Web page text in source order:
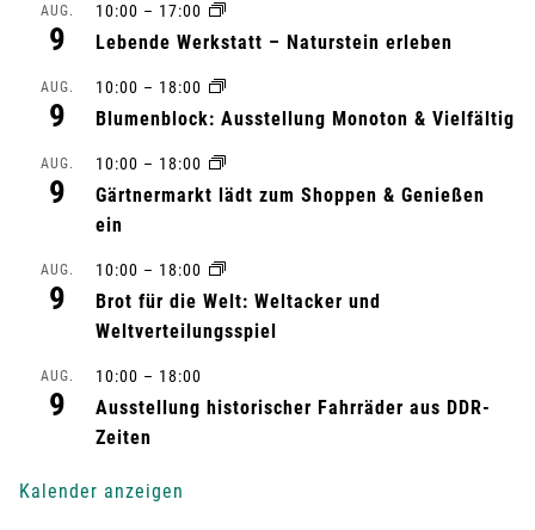
-
AUG.
9
10:00 – 17:00
Lebende Werkstatt – Naturstein erleben
AUG.
9
10:00 – 18:00
Blumenblock: Ausstellung Monoton & Vielfältig
AUG.
9
10:00 – 18:00
Gärtnermarkt lädt zum Shoppen & Genießen
ein
AUG.
9
10:00 – 18:00
Brot für die Welt: Weltacker und
Weltverteilungsspiel
AUG.
9
10:00 – 18:00
Ausstellung historischer Fahrräder aus DDR-
Zeiten
Kalender anzeigen